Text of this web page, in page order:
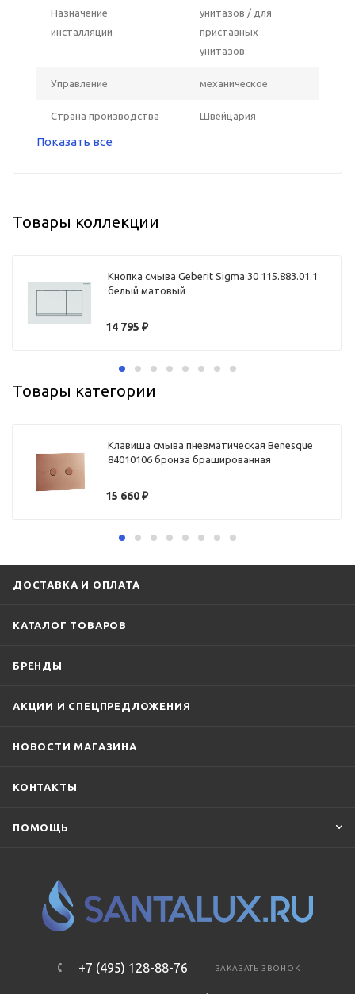
Назначение
инсталляции
унитазов / для
приставных
унитазов
Управление механическое
Страна производства Швейцария
Показать все
Товары коллекции
Кнопка смыва Geberit Sigma 30 115.883.01.1
белый матовый
14 795 ₽
Товары категории
Клавиша смыва пневматическая Benesque
84010106 бронза брашированная
15 660₽
ДОСТАВКА И ОПЛАТА
КАТАЛОГ ТОВАРОВ
БРЕНДЫ
АКЦИИ И СПЕЦПРЕДЛОЖЕНИЯ
НОВОСТИ МАГАЗИНА
КОНТАКТЫ
ПОМОЩЬ
+7 (495) 128-88-76 ЗАКАЗАТЬ ЗВОНОК